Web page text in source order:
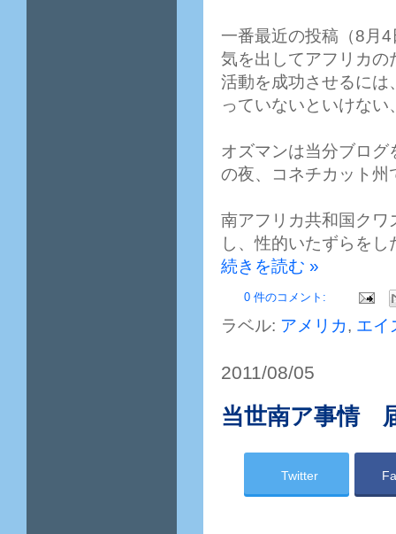
一番最近の投稿（8月
気を出してアフリカの
活動を成功させるには
っていないといけな
オズマンは当分ブロ
の夜、コネチカット州
南アフリカ共和国ク
し、性的いたずらをし
続きを読む »
0 件のコメント:
ラベル: アメリカ, エイ
2011/08/05
当世南ア事情
Twitter